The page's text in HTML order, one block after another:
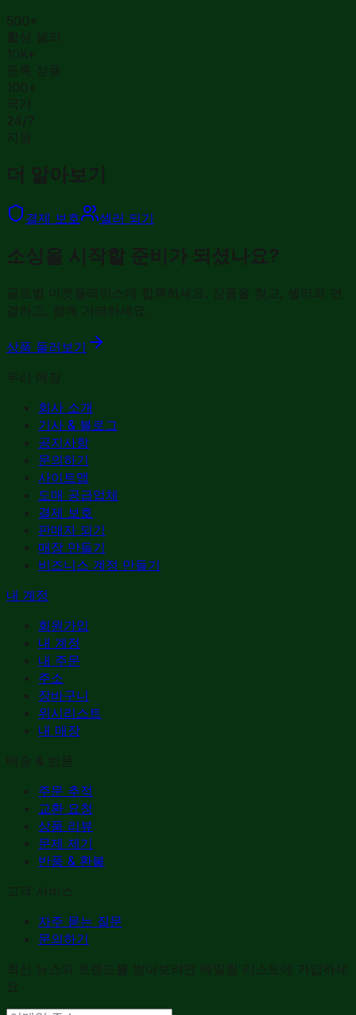
500+
활성 셀러
10K+
등록 상품
100+
국가
24/7
지원
더 알아보기
결제 보호 셀러 되기
소싱을 시작할 준비가 되셨나요?
글로벌 마켓플레이스에 합류하세요. 상품을 찾고, 셀러와 연
결하고, 함께 거래하세요.
상품 둘러보기
우리 매장
회사 소개
기사 & 블로그
공지사항
문의하기
사이트맵
도매 공급업체
결제 보호
판매자 되기
매장 만들기
비즈니스 계정 만들기
내 계정
회원가입
내 계정
내 주문
주소
장바구니
위시리스트
내 매장
배송 & 반품
주문 추적
교환 요청
상품 리뷰
문제 제기
반품 & 환불
고객 서비스
자주 묻는 질문
문의하기
최신 뉴스와 트렌드를 받아보려면 메일링 리스트에 가입하세
요